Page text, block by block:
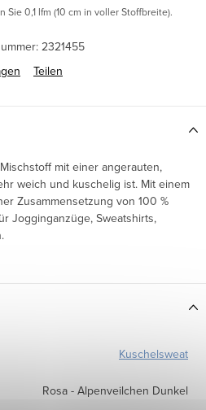
Sie 0,1 lfm (10 cm in voller Stoffbreite).
2321455
Teilen
mit einer angerauten,
weich und kuschelig ist. Mit einem
Zusammensetzung von 100 %
Jogginganzüge, Sweatshirts,
Kuschelsweat
Rosa - Alpenveilchen Dunkel